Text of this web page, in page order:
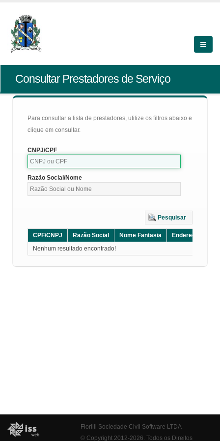
Consultar Prestadores de Serviço
Para consultar a lista de prestadores, utilize os filtros abaixo e
clique em consultar.
CNPJ/CPF
Razão Social/Nome
Pesquisar
CPF/CNPJ Razão Social Nome Fantasia Endereço
Nenhum resultado encontrado!
Fiorilli Sociedade Civil Software LTDA
© Copyright 2012-2026. Todos os Direitos